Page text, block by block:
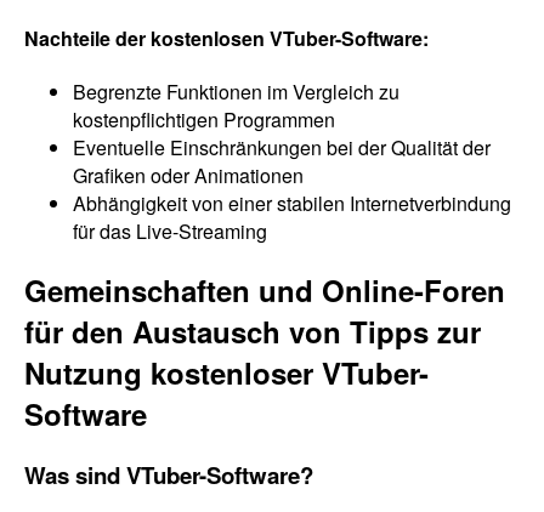
Nachteile der kostenlosen VTuber-Software:
Begrenzte Funktionen im Vergleich zu
kostenpflichtigen Programmen
Eventuelle Einschränkungen bei der Qualität der
Grafiken oder Animationen
Abhängigkeit von einer stabilen Internetverbindung
für das Live-Streaming
Gemeinschaften und Online-Foren
für den Austausch von Tipps zur
Nutzung kostenloser VTuber-
Software
Was sind VTuber-Software?